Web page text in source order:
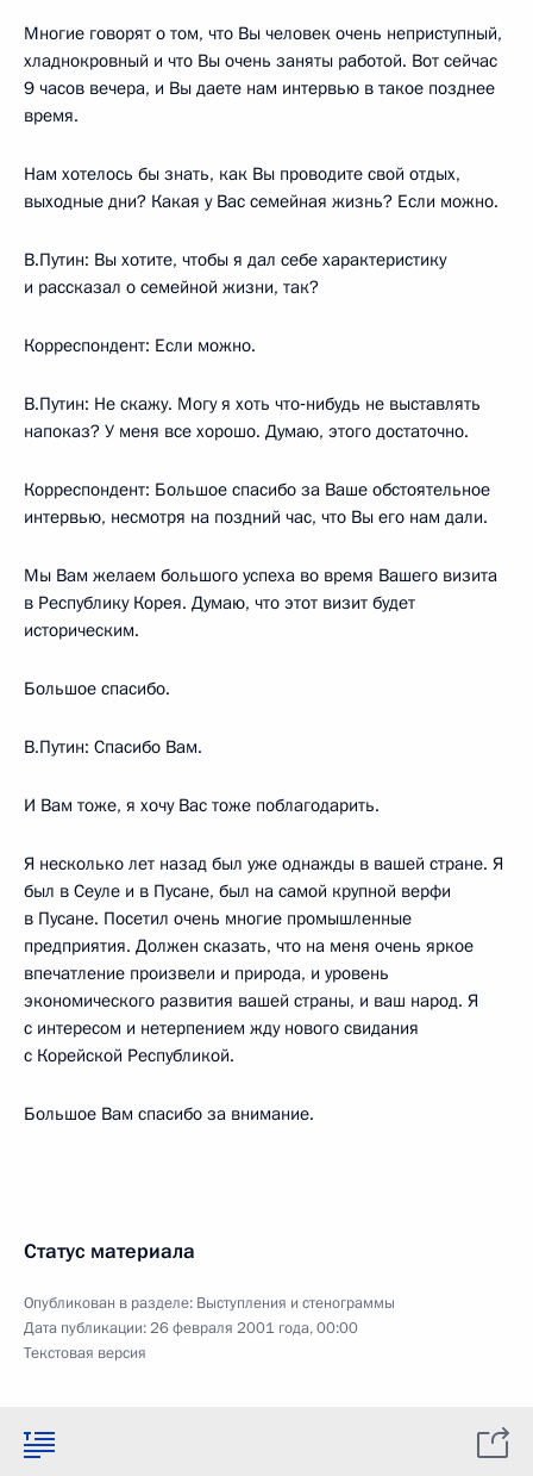
Многие говорят о том, что Вы человек очень неприступный,
хладнокровный и что Вы очень заняты работой. Вот сейчас
9 часов вечера, и Вы даете нам интервью в такое позднее
время.
Нам хотелось бы знать, как Вы проводите свой отдых,
выходные дни? Какая у Вас семейная жизнь? Если можно.
В.Путин: Вы хотите, чтобы я дал себе характеристику
и рассказал о семейной жизни, так?
Корреспондент: Если можно.
В.Путин: Не скажу. Могу я хоть что‑нибудь не выставлять
напоказ? У меня все хорошо. Думаю, этого достаточно.
Корреспондент: Большое спасибо за Ваше обстоятельное
интервью, несмотря на поздний час, что Вы его нам дали.
Мы Вам желаем большого успеха во время Вашего визита
в Республику Корея. Думаю, что этот визит будет
историческим.
Большое спасибо.
В.Путин: Спасибо Вам.
И Вам тоже, я хочу Вас тоже поблагодарить.
Я несколько лет назад был уже однажды в вашей стране. Я
был в Сеуле и в Пусане, был на самой крупной верфи
в Пусане. Посетил очень многие промышленные
предприятия. Должен сказать, что на меня очень яркое
впечатление произвели и природа, и уровень
экономического развития вашей страны, и ваш народ. Я
с интересом и нетерпением жду нового свидания
с Корейской Республикой.
Большое Вам спасибо за внимание.
Статус материала
Опубликован в разделе: Выступления и стенограммы
Дата публикации:26 февраля 2001 года, 00:00
Текстовая версия